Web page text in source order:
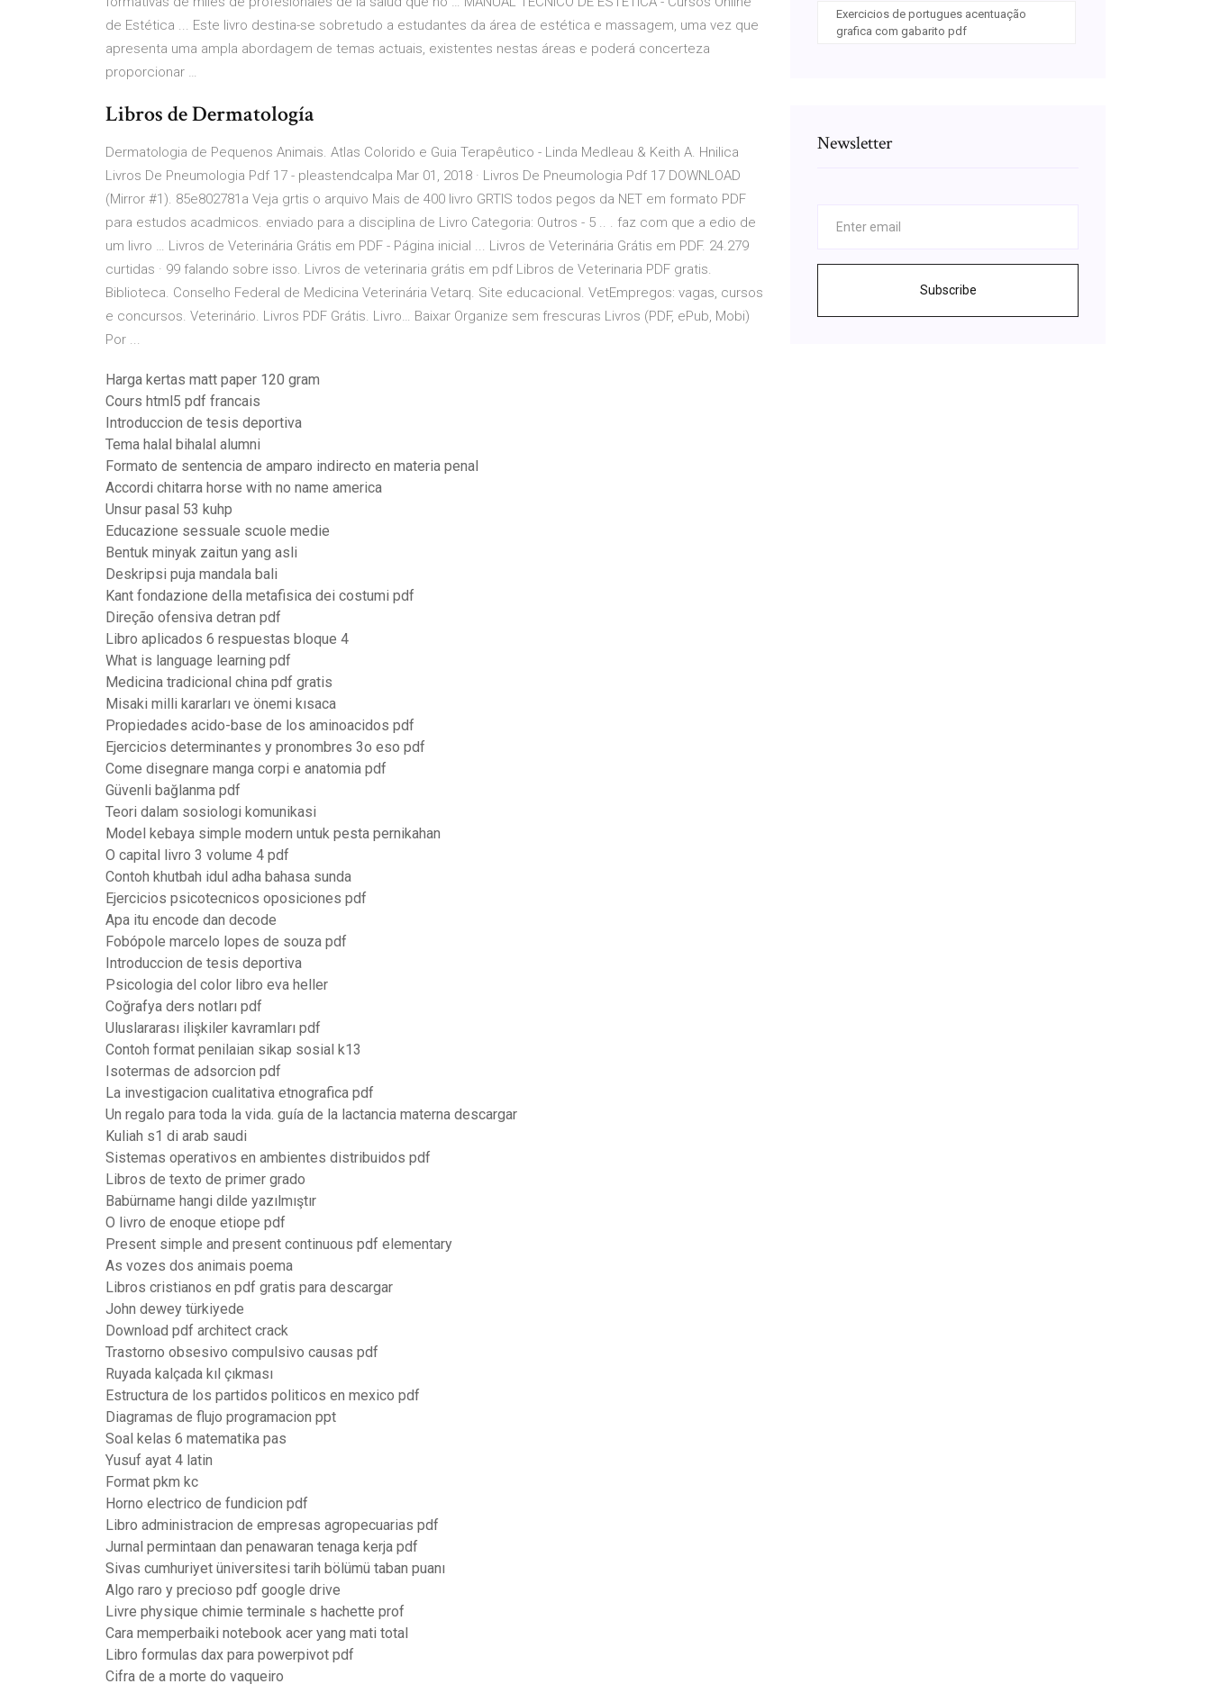
de Estética ... Este livro destina-se sobretudo a estudantes da área de estética e massagem, uma vez que
apresenta uma ampla abordagem de temas actuais, existentes nestas áreas e poderá concerteza
proporcionar …
Libros de Dermatología
Dermatologia de Pequenos Animais. Atlas Colorido e Guia Terapêutico - Linda Medleau & Keith A. Hnilica
Livros De Pneumologia Pdf 17 - pleastendcalpa Mar 01, 2018 · Livros De Pneumologia Pdf 17 DOWNLOAD
(Mirror #1). 85e802781a Veja grtis o arquivo Mais de 400 livro GRTIS todos pegos da NET em formato PDF
para estudos acadmicos. enviado para a disciplina de Livro Categoria: Outros - 5 .. . faz com que a edio de
um livro … Livros de Veterinária Grátis em PDF - Página inicial ... Livros de Veterinária Grátis em PDF. 24.279
curtidas · 99 falando sobre isso. Livros de veterinaria grátis em pdf Libros de Veterinaria PDF gratis.
Biblioteca. Conselho Federal de Medicina Veterinária Vetarq. Site educacional. VetEmpregos: vagas, cursos
e concursos. Veterinário. Livros PDF Grátis. Livro… Baixar Organize sem frescuras Livros (PDF, ePub, Mobi)
Por ...
Harga kertas matt paper 120 gram
Cours html5 pdf francais
Introduccion de tesis deportiva
Tema halal bihalal alumni
Formato de sentencia de amparo indirecto en materia penal
Accordi chitarra horse with no name america
Unsur pasal 53 kuhp
Educazione sessuale scuole medie
Bentuk minyak zaitun yang asli
Deskripsi puja mandala bali
Kant fondazione della metafisica dei costumi pdf
Direção ofensiva detran pdf
Libro aplicados 6 respuestas bloque 4
What is language learning pdf
Medicina tradicional china pdf gratis
Misaki milli kararları ve önemi kısaca
Propiedades acido-base de los aminoacidos pdf
Ejercicios determinantes y pronombres 3o eso pdf
Come disegnare manga corpi e anatomia pdf
Güvenli bağlanma pdf
Teori dalam sosiologi komunikasi
Model kebaya simple modern untuk pesta pernikahan
O capital livro 3 volume 4 pdf
Contoh khutbah idul adha bahasa sunda
Ejercicios psicotecnicos oposiciones pdf
Apa itu encode dan decode
Fobópole marcelo lopes de souza pdf
Introduccion de tesis deportiva
Psicologia del color libro eva heller
Coğrafya ders notları pdf
Uluslararası ilişkiler kavramları pdf
Contoh format penilaian sikap sosial k13
Isotermas de adsorcion pdf
La investigacion cualitativa etnografica pdf
Un regalo para toda la vida. guía de la lactancia materna descargar
Kuliah s1 di arab saudi
Sistemas operativos en ambientes distribuidos pdf
Libros de texto de primer grado
Babürname hangi dilde yazılmıştır
O livro de enoque etiope pdf
Present simple and present continuous pdf elementary
As vozes dos animais poema
Libros cristianos en pdf gratis para descargar
John dewey türkiyede
Download pdf architect crack
Trastorno obsesivo compulsivo causas pdf
Ruyada kalçada kıl çıkması
Estructura de los partidos politicos en mexico pdf
Diagramas de flujo programacion ppt
Soal kelas 6 matematika pas
Yusuf ayat 4 latin
Format pkm kc
Horno electrico de fundicion pdf
Libro administracion de empresas agropecuarias pdf
Jurnal permintaan dan penawaran tenaga kerja pdf
Sivas cumhuriyet üniversitesi tarih bölümü taban puanı
Algo raro y precioso pdf google drive
Livre physique chimie terminale s hachette prof
Cara memperbaiki notebook acer yang mati total
Libro formulas dax para powerpivot pdf
Cifra de a morte do vaqueiro
Exercicios de portugues acentuação
grafica com gabarito pdf
Newsletter
Subscribe